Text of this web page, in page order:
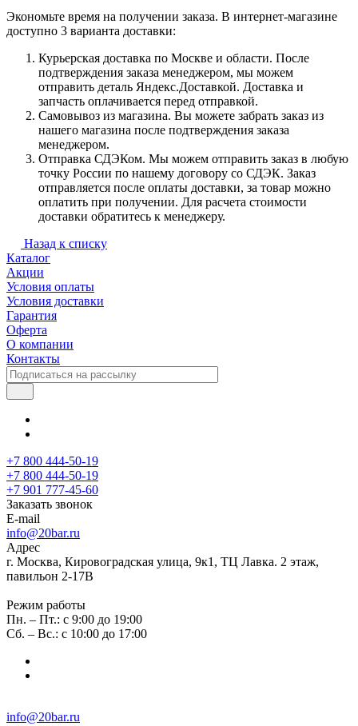
Экономьте время на получении заказа. В интернет-магазине
доступно 3 варианта доставки:
Курьерская доставка по Москве и области. После
подтверждения заказа менеджером, мы можем
отправить деталь Яндекс.Доставкой. Доставка и
запчасть оплачивается перед отправкой.
Самовывоз из магазина. Вы можете забрать заказ из
нашего магазина после подтверждения заказа
менеджером.
Отправка СДЭКом. Мы можем отправить заказ в любую
точку России по нашему договору со СДЭК. Заказ
отправляется после оплаты доставки, за товар можно
оплатить при получении. Для расчета стоимости
доставки обратитесь к менеджеру.
Назад к списку
Каталог
Акции
Условия оплаты
Условия доставки
Гарантия
Оферта
О компании
Контакты
+7 800 444-50-19
+7 800 444-50-19
+7 901 777-45-60
Заказать звонок
E-mail
info@20bar.ru
Адрес
г. Москва, Кировоградская улица, 9к1, ТЦ Лавка. 2 этаж,
павильон 2-17В
Режим работы
Пн. – Пт.: с 9:00 до 19:00
Сб. – Вс.: с 10:00 до 17:00
info@20bar.ru